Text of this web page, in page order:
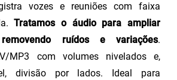
vozes e reuniões com faixa
Tratamos o áudio para ampliar
removendo ruídos e variações.
MP3 com volumes nivelados e,
divisão por lados. Ideal para